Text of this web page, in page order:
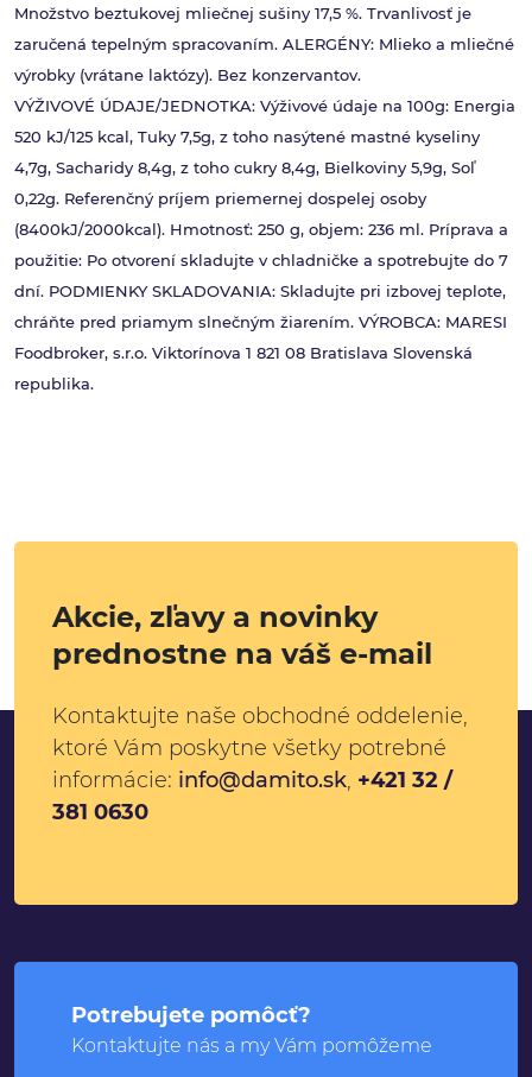
Množstvo beztukovej mliečnej sušiny 17,5 %. Trvanlivosť je
zaručená tepelným spracovaním. ALERGÉNY: Mlieko a mliečné
výrobky (vrátane laktózy). Bez konzervantov.
VÝŽIVOVÉ ÚDAJE/JEDNOTKA: Výživové údaje na 100g: Energia
520 kJ/125 kcal, Tuky 7,5g, z toho nasýtené mastné kyseliny
4,7g, Sacharidy 8,4g, z toho cukry 8,4g, Bielkoviny 5,9g, Soľ
0,22g. Referenčný príjem priemernej dospelej osoby
(8400kJ/2000kcal). Hmotnosť: 250 g, objem: 236 ml. Príprava a
použitie: Po otvorení skladujte v chladničke a spotrebujte do 7
dní. PODMIENKY SKLADOVANIA: Skladujte pri izbovej teplote,
chráňte pred priamym slnečným žiarením. VÝROBCA: MARESI
Foodbroker, s.r.o. Viktorínova 1 821 08 Bratislava Slovenská
republika.
Akcie, zľavy a novinky
prednostne na váš e-mail
Kontaktujte naše obchodné oddelenie,
ktoré Vám poskytne všetky potrebné
informácie: info@damito.sk, +421 32 /
381 0630
Potrebujete pomôcť?
Kontaktujte nás a my Vám pomôžeme